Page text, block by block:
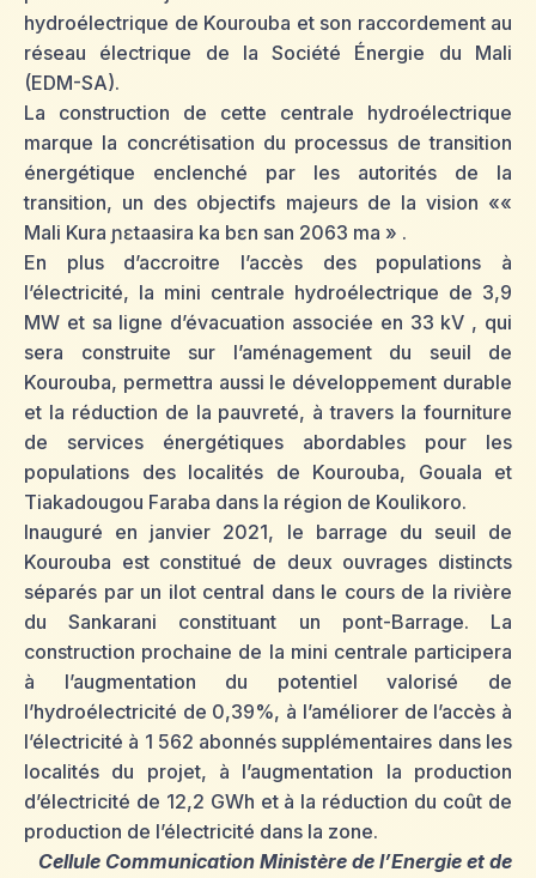
hydroélectrique de Kourouba et son raccordement au
réseau électrique de la Société Énergie du Mali
(EDM-SA).
La construction de cette centrale hydroélectrique
marque la concrétisation du processus de transition
énergétique enclenché par les autorités de la
transition, un des objectifs majeurs de la vision ««
Mali Kura ɲɛtaasira ka bɛn san 2063 ma » .
En plus d’accroitre l’accès des populations à
l’électricité, la mini centrale hydroélectrique de 3,9
MW et sa ligne d’évacuation associée en 33 kV , qui
sera construite sur l’aménagement du seuil de
Kourouba, permettra aussi le développement durable
et la réduction de la pauvreté, à travers la fourniture
de services énergétiques abordables pour les
populations des localités de Kourouba, Gouala et
Tiakadougou Faraba dans la région de Koulikoro.
Inauguré en janvier 2021, le barrage du seuil de
Kourouba est constitué de deux ouvrages distincts
séparés par un ilot central dans le cours de la rivière
du Sankarani constituant un pont-Barrage. La
construction prochaine de la mini centrale participera
à l’augmentation du potentiel valorisé de
l’hydroélectricité de 0,39%, à l’améliorer de l’accès à
l’électricité à 1 562 abonnés supplémentaires dans les
localités du projet, à l’augmentation la production
d’électricité de 12,2 GWh et à la réduction du coût de
production de l’électricité dans la zone.
Cellule Communication Ministère de l’Energie et de